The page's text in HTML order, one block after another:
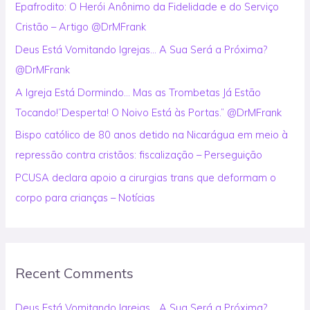
f
o
r
:
Epafrodito: O Herói Anônimo da Fidelidade e do Serviço
Cristão – Artigo @DrMFrank
Deus Está Vomitando Igrejas… A Sua Será a Próxima?
@DrMFrank
A Igreja Está Dormindo… Mas as Trombetas Já Estão
Tocando!”Desperta! O Noivo Está às Portas.” @DrMFrank
Bispo católico de 80 anos detido na Nicarágua em meio à
repressão contra cristãos: fiscalização – Perseguição
PCUSA declara apoio a cirurgias trans que deformam o
corpo para crianças – Notícias
Recent Comments